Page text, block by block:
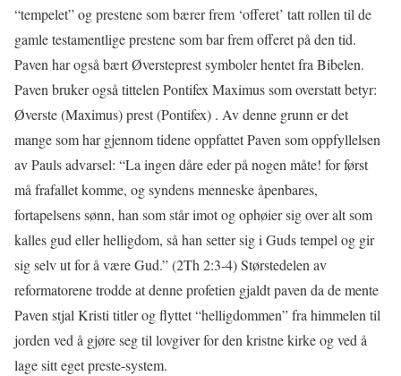
“tempelet” og prestene som bærer frem ‘offeret’ tatt rollen til de
gamle testamentlige prestene som bar frem offeret på den tid.
Paven har også bært Øversteprest symboler hentet fra Bibelen.
Paven bruker også tittelen Pontifex Maximus som overstatt betyr:
Øverste (Maximus) prest (Pontifex) . Av denne grunn er det
mange som har gjennom tidene oppfattet Paven som oppfyllelsen
av Pauls advarsel: “La ingen dåre eder på nogen måte! for først
må frafallet komme, og syndens menneske åpenbares,
fortapelsens sønn, han som står imot og ophøier sig over alt som
kalles gud eller helligdom, så han setter sig i Guds tempel og gir
sig selv ut for å være Gud.” (2Th 2:3-4) Størstedelen av
reformatorene trodde at denne profetien gjaldt paven da de mente
Paven stjal Kristi titler og flyttet “helligdommen” fra himmelen til
jorden ved å gjøre seg til lovgiver for den kristne kirke og ved å
lage sitt eget preste-system.